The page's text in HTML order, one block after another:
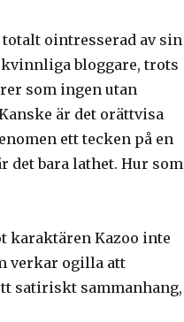
ointresserad av sin
bloggare, trots
som ingen utan
är det orättvisa
ett tecken på en
det bara lathet. Hur som
karaktären Kazoo inte
verkar ogilla att
satiriskt sammanhang,